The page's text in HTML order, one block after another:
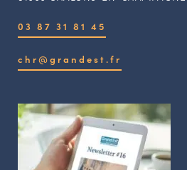
03 87 31 81 45
chr@grandest.fr